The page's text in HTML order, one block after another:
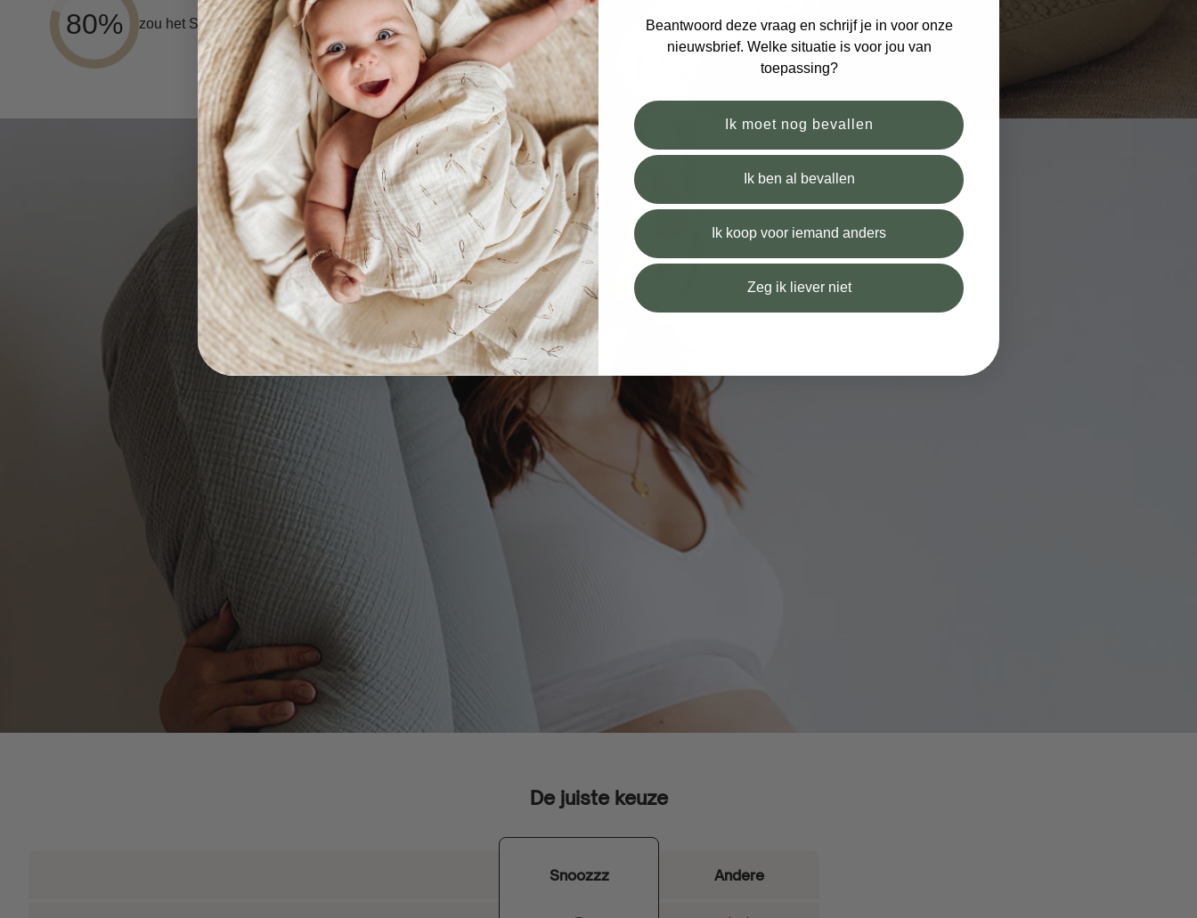
80% zou het Snoozzz voedingskussen aanbevelen aanandere ouders
De juiste keuze
Snoozzz Andere
Beantwoord deze vraag en schrijf je in voor onze
nieuwsbrief. Welke situatie is voor jou van
toepassing?
Ik moet nog bevallen
Ik ben al bevallen
Ik koop voor iemand anders
Zeg ik liever niet